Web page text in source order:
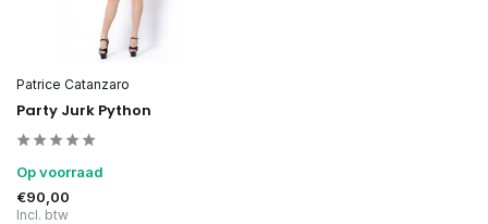
Patrice Catanzaro
Party Jurk Python
Op voorraad
€90,00
Incl. btw